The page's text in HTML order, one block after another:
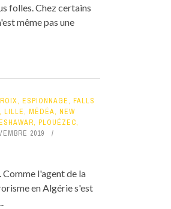
folles. Chez certains
même pas une
, ESPIONNAGE, FALLS
, LILLE, MÉDÉA, NEW
, PLOUÉZEC,
2019
Comme l'agent de la
en Algérie s'est